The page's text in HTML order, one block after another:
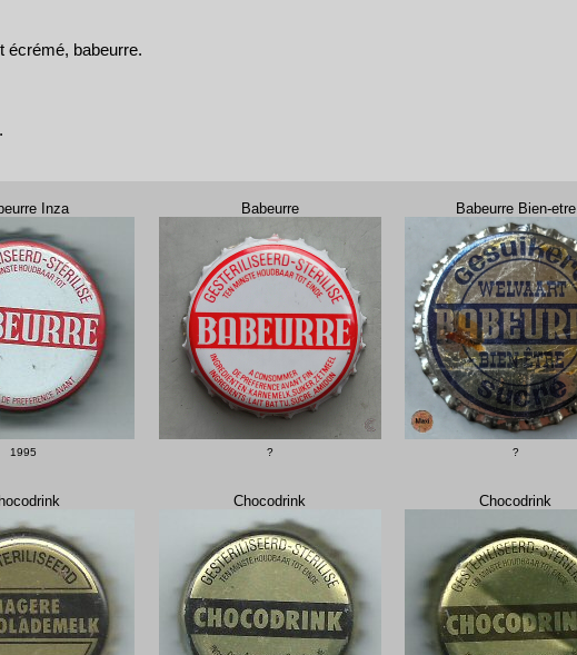
écrémé, babeurre.
Inza
1995
Babeurre
?
Babeurre Bien-etre
?
Chocodrink Chocodrink